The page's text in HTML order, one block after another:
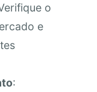
o
e
: